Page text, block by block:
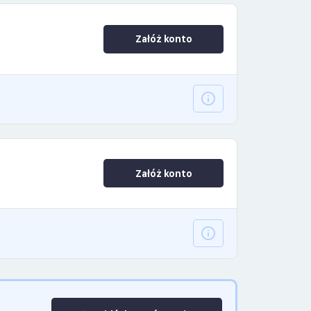
Załóż konto
Załóż konto